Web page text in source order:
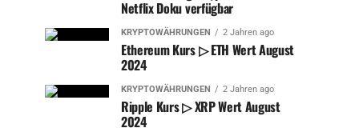
Netflix Doku verfügbar
KRYPTOWÄHRUNGEN 2 Jahren ago
Ethereum Kurs ▷ ETH Wert August
2024
KRYPTOWÄHRUNGEN 2 Jahren ago
Ripple Kurs ▷ XRP Wert August
2024